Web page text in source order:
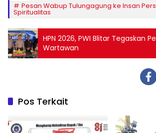
Pesan Wabup Tulungagung ke Insan
Spiritualitas
HPN 2026, PWI Blitar Tegaskan
Wartawan
Pos Terkait